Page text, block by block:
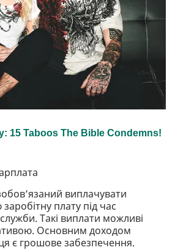
виплачувати
плату під час
Такі виплати можливі
Основним доходом
є грошове забезпечення.